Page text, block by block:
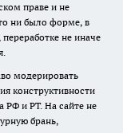
праве и не
ни было форме, в
не иначе
модерировать
конструктивности
РФ и РТ. На сайте не
брань,